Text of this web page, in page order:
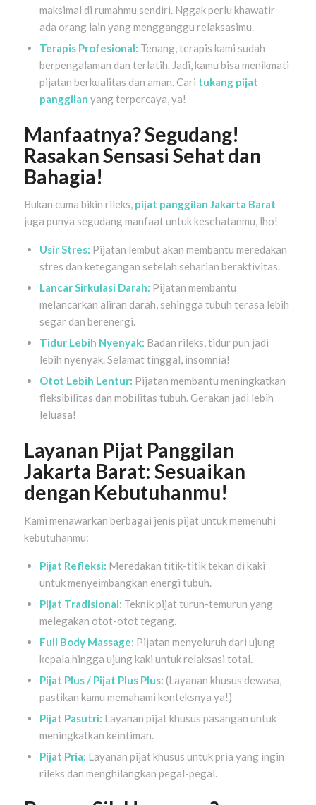
maksimal di rumahmu sendiri. Nggak perlu khawatir
ada orang lain yang mengganggu relaksasimu.
Terapis Profesional: Tenang, terapis kami sudah
berpengalaman dan terlatih. Jadi, kamu bisa menikmati
pijatan berkualitas dan aman. Cari tukang pijat
panggilan yang terpercaya, ya!
Manfaatnya? Segudang!
Rasakan Sensasi Sehat dan
Bahagia!
Bukan cuma bikin rileks, pijat panggilan Jakarta Barat
juga punya segudang manfaat untuk kesehatanmu, lho!
Usir Stres: Pijatan lembut akan membantu meredakan
stres dan ketegangan setelah seharian beraktivitas.
Lancar Sirkulasi Darah: Pijatan membantu
melancarkan aliran darah, sehingga tubuh terasa lebih
segar dan berenergi.
Tidur Lebih Nyenyak: Badan rileks, tidur pun jadi
lebih nyenyak. Selamat tinggal, insomnia!
Otot Lebih Lentur: Pijatan membantu meningkatkan
fleksibilitas dan mobilitas tubuh. Gerakan jadi lebih
leluasa!
Layanan Pijat Panggilan
Jakarta Barat: Sesuaikan
dengan Kebutuhanmu!
Kami menawarkan berbagai jenis pijat untuk memenuhi
kebutuhanmu:
Pijat Refleksi: Meredakan titik-titik tekan di kaki
untuk menyeimbangkan energi tubuh.
Pijat Tradisional: Teknik pijat turun-temurun yang
melegakan otot-otot tegang.
Full Body Massage: Pijatan menyeluruh dari ujung
kepala hingga ujung kaki untuk relaksasi total.
Pijat Plus / Pijat Plus Plus: (Layanan khusus dewasa,
pastikan kamu memahami konteksnya ya!)
Pijat Pasutri: Layanan pijat khusus pasangan untuk
meningkatkan keintiman.
Pijat Pria: Layanan pijat khusus untuk pria yang ingin
rileks dan menghilangkan pegal-pegal.